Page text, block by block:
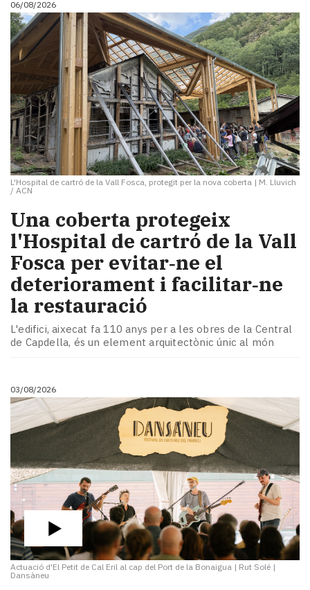
i
turisme
Cultura
Esports
Mai
tant!
TV
i
mitjans
El
temps
Reportatges
Enquestes
A
escena!
Dis
la
Subscriptors
La
newsletter
Contingut
patrocinat
Lo
llegit...
Editorial
06/08/2026
L'Hospital de cartró de la Vall Fosca, protegit per la nova coberta | M. Lluvich
/ ACN
Una coberta protegeix
l'Hospital de cartró de la Vall
Fosca per evitar‑ne el
deteriorament i facilitar‑ne
la restauració
L'edifici, aixecat fa 110 anys per a les obres de la Central
de Capdella, és un element arquitectònic únic al món
03/08/2026
Actuació d'El Petit de Cal Eril al cap del Port de la Bonaigua | Rut Solé |
Dansàneu